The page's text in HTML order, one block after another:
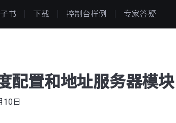
书 下载 控制台样例 专家答疑
配置和地址服务器模块
10日